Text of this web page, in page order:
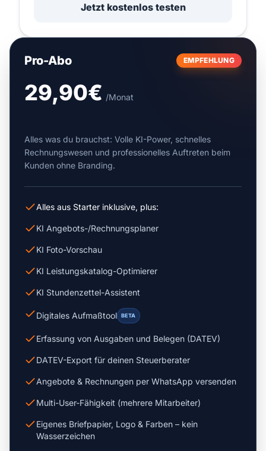
Jetzt kostenlos testen
Pro-Abo EMPFEHLUNG
29,90€ /Monat
Alles was du brauchst: Volle KI-Power, schnelles
Rechnungswesen und professionelles Auftreten beim
Kunden ohne Branding.
Alles aus Starter inklusive, plus:
KI Angebots-/Rechnungsplaner
KI Foto-Vorschau
KI Leistungskatalog-Optimierer
KI Stundenzettel-Assistent
Digitales Aufmaßtool BETA
Erfassung von Ausgaben und Belegen (DATEV)
DATEV-Export für deinen Steuerberater
Angebote & Rechnungen per WhatsApp versenden
Multi-User-Fähigkeit (mehrere Mitarbeiter)
Eigenes Briefpapier, Logo & Farben – kein
Wasserzeichen